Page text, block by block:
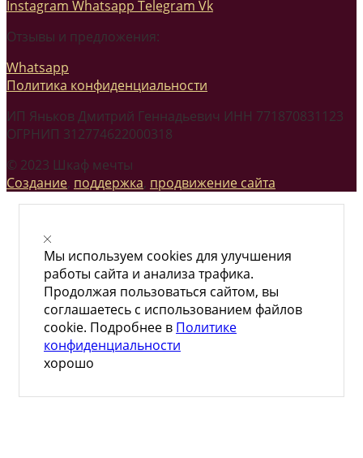
Instagram Whatsapp Telegram Vk
Отзывы и предложения:
Whatsapp
Политика конфиденциальности
ИП Яньков Дмитрий Геннадьевич ИНН 771870831123
ОГРНИП 312774622000318
© 2023 Шкаф мечты
Создание, поддержка, продвижение сайта
Мы используем cookies для улучшения
работы сайта и анализа трафика.
Продолжая пользоваться сайтом, вы
соглашаетесь с использованием файлов
cookie. Подробнее в Политике
конфиденциальности
хорошо